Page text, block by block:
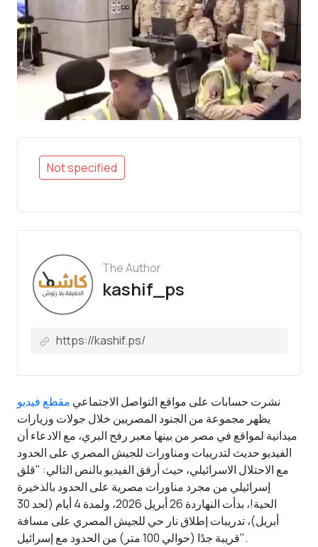
Not specified
The Author
kashif_ps
نشرت حسابات على مواقع التواصل الاجتماعي مقطع فيديو
يظهر مجموعة من الجنود المصريين خلال جولات وزيارات
ميدانية لمواقع في مصر من بينها معبر رفح البري، مع الادعاء أن
الفيديو حديث لتدريبات ومناورات للجيش المصري على الحدود
مع الاحتلال الاسرائيلي، حيث أرفق الفيديو بالنص التالي: "قلق
إسرائيلي من مجرد مناورات مصرية على الحدود بالذخيرة
الحية!، بدأت النهاردة 26 أبريل 2026، ولمدة 4 أيام (لحد 30
أبريل)، تدريبات إطلاق نار حي للجيش المصري على مسافة
قريبة جدًا (حوالي 100 متر) من الحدود مع إسرائيل".